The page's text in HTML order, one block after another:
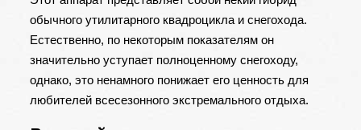
обычного утилитарного квадроцикла и снегохода.
Естественно, по некоторым показателям он
значительно уступает полноценному снегоходу,
однако, это ненамного понижает его ценность для
любителей всесезонного экстремального отдыха.